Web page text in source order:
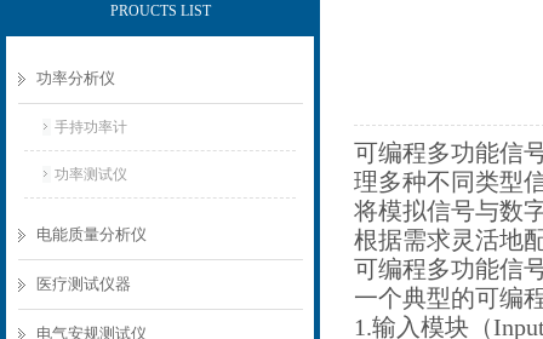
PROUCTS LIST
功率分析仪
手持功率计
功率测试仪
电能质量分析仪
医疗测试仪器
电气安规测试仪
可编程多功能信
理多种不同类型
将模拟信号与数
根据需求灵活地
可编程多功能信
一个典型的可编
1.输入模块（